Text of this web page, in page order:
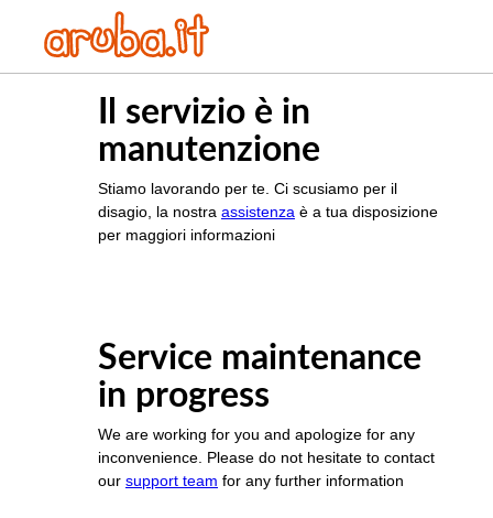
Il servizio è in
manutenzione
Stiamo lavorando per te. Ci scusiamo per il
disagio, la nostra assistenza è a tua disposizione
per maggiori informazioni
Service maintenance
in progress
We are working for you and apologize for any
inconvenience. Please do not hesitate to contact
our support team for any further information